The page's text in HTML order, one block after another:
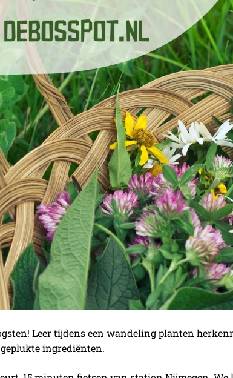
Leer tijdens een wandeling planten
ingrediënten.